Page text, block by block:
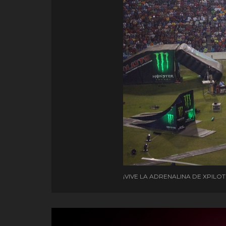
¡VIVE LA ADRENALINA DE